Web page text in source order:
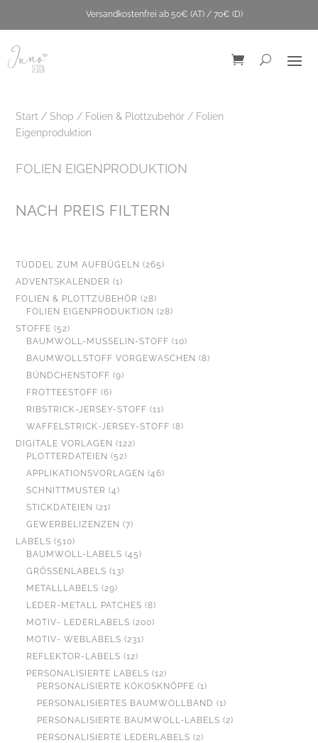
Versandkostenfrei ab 50€ (AT) / 70€ (D)
Start /Shop / Folien & Plottzubehör / Folien
Eigenproduktion
FOLIEN EIGENPRODUKTION
NACH PREIS FILTERN
TÜDDEL ZUM AUFBÜGELN 265265
ADVENTSKALENDER 11
PRODUKT
FOLIEN & PLOTTZUBEHÖR 2828
PRODUKTE
FOLIEN EIGENPRODUKTION 2828
STOFFE 5252
PRODUKTE
BAUMWOLL-MUSSELIN-STOFF 1010
PRODUKTE
BAUMWOLLSTOFF VORGEWASCHEN 88
BÜNDCHENSTOFF 99
FROTTEESTOFF 66
PRODUKTE
RIBSTRICK-JERSEY-STOFF 1111
PRODUKTE
WAFFELSTRICK-JERSEY-STOFF 88
DIGITALE VORLAGEN 122122
PLOTTERDATEIEN 5252
PRODUKTE
APPLIKATIONSVORLAGEN 4646
SCHNITTMUSTER 44
STICKDATEIEN 2121
PRODUKTE
GEWERBELIZENZEN 77
LABELS 510510
PRODUKTE
BAUMWOLL-LABELS 4545
GRÖSSENLABELS 1313
METALLLABELS 2929
PRODUKTE
LEDER-METALL PATCHES 88
PRODUKTE
MOTIV- LEDERLABELS 200200
MOTIV- WEBLABELS 231231
REFLEKTOR-LABELS 1212
PRODUKTE
PERSONALISIERTE LABELS 1212
PRODUKTE
PERSONALISIERTE KOKOSKNÖPFE 11
PRODUKT
PERSONALISIERTES BAUMWOLLBAND 11
PRODUKT
PERSONALISIERTE BAUMWOLL-LABELS 22
PERSONALISIERTE LEDERLABELS 22